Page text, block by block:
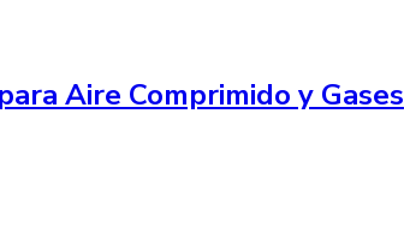
Aire Comprimido y Gases